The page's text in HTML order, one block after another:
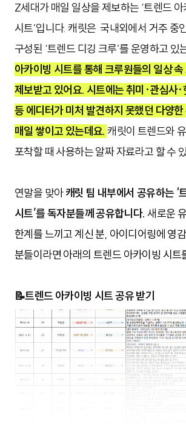
Z세대가 매일 일상을 제보하는 ‘트렌드 아
시트’입니다. 캐릿은 국내외에서 거주 중
구성된 ‘트렌드 디깅 크루’를 운영하고 있
아카이빙 시트를 통해 크루원들의 일상
제보받고 있어요. 시트에는 취미·관심사
등 에디터가 미처 발견하지 못했던 다양
매일 쌓이고 있는데요.캐릿이 트렌드와
포착할 때 사용하는 알짜 자료라고 할 수
연말을 맞아캐릿 팀 내부에서 공유하는 ‘
시트’를 독자분들께 공유합니다. 새로운
한계를 느끼고 계신 분, 아이디어링에 영
분들이라면 아래의 트렌드 아카이빙 시트
📝트렌드 아카이빙 시트공유 받기